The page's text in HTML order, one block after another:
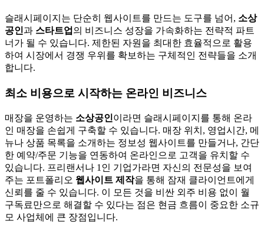
슬래시페이지는 단순히 웹사이트를 만드는 도구를 넘어, 소상
공인과 스타트업 의 비즈니스 성장을 가속화하는 전략적 파트
너가 될 수 있습니다. 제한된 자원을 최대한 효율적으로 활용
하여 시장에서 경쟁 우위를 확보하는 구체적인 전략들을 소개
합니다.
최소 비용으로 시작하는 온라인 비즈니스
매장을 운영하는 소상공인이라면 슬래시페이지를 통해 온라
인 매장을 손쉽게 구축할 수 있습니다. 매장 위치, 영업시간, 메
뉴나 상품 목록을 소개하는 정보성 웹사이트를 만들거나, 간단
한 예약/주문 기능을 연동하여 온라인으로 고객을 유치할 수
있습니다. 프리랜서나 1인 기업가라면 자신의 전문성을 보여
주는 포트폴리오 웹사이트 제작을 통해 잠재 클라이언트에게
신뢰를 줄 수 있습니다. 이 모든 것을 비싼 외주 비용 없이 월
구독료만으로 해결할 수 있다는 점은 현금 흐름이 중요한 소규
모 사업체에 큰 장점입니다.